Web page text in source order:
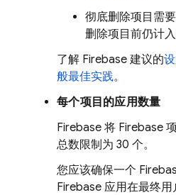
彻底删除项目需
删除项目前仍计入
了解 Firebase 建议的
般最佳实践。
每个项目的应用数量
Firebase 将 Firebase
总数限制为 30 个。
您应该确保一个
Firebase 应用在最终